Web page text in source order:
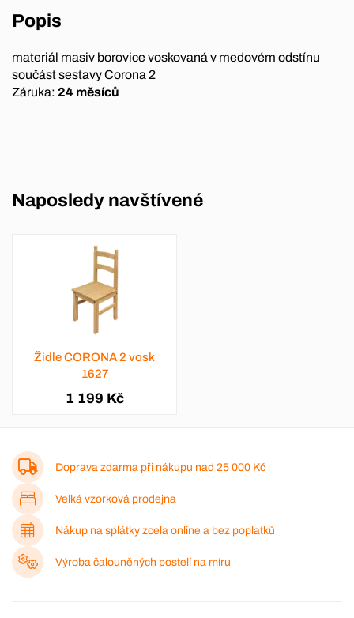
Popis
materiál masiv borovice voskovaná v medovém odstínu
součást sestavy Corona 2
Záruka: 24 měsíců
Naposledy navštívené
Židle CORONA 2 vosk
1627
1 199 Kč
Doprava zdarma při nákupu nad 25 000 Kč
Velká vzorková prodejna
Nákup na splátky zcela online a bez poplatků
Výroba čalouněných postelí na míru